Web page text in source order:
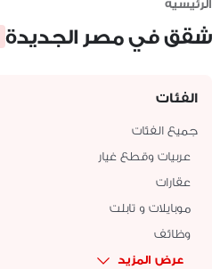
الرئيسية
شقق في مصر الجديدة
الفئات
جميع الفئات
عربيات وقطع غيار
عقارات
موبايلات و تابلت
وظائف
عرض المزيد